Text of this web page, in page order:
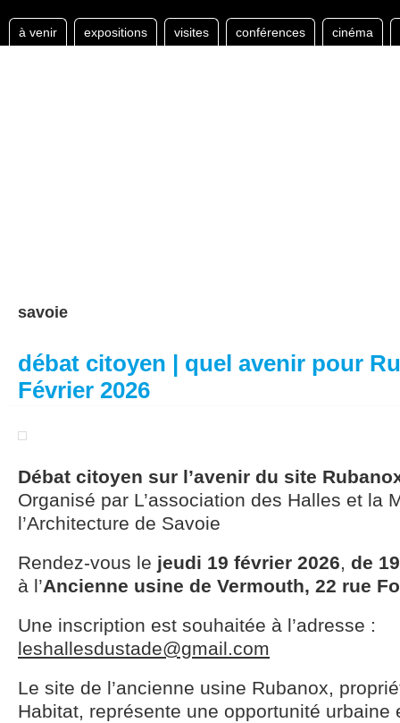
à venir expositions visites conférences cinéma
savoie
débat citoyen | quel avenir pour
Février 2026
Débat citoyen sur l’avenir du site
Organisé par L’association des Halles et la
l’Architecture de Savoie
Rendez-vous le jeudi 19 février 2026, de
à l’Ancienne usine de Vermouth, 22 rue
Une inscription est souhaitée à l’adresse :
leshallesdustade@gmail.com
Le site de l’ancienne usine Rubanox,
Habitat, représente une opportunité urbaine